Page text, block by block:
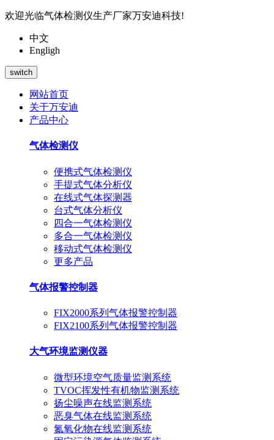
欢迎光临气体检测仪生产厂家万安迪科技!
中文
Engligh
switch
网站首页
关于万安迪
产品中心
气体检测仪
便携式气体检测仪
手提式气体分析仪
在线式气体探测器
台式气体分析仪
四合一气体检测仪
多合一气体检测仪
移动式气体检测仪
更多产品
气体报警控制器
FIX2000系列气体报警控制器
FIX2100系列气体报警控制器
大气环境监测仪器
微型环境空气质量监测系统
TVOC挥发性有机物监测系统
扬尘噪声在线监测系统
恶臭气体在线监测系统
氮氧化物在线监测系统